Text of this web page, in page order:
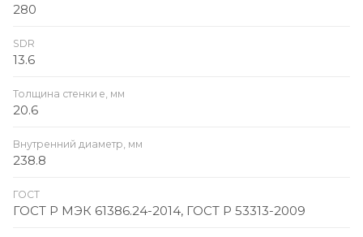
280
SDR
13.6
Толщина стенки e, мм
20.6
Внутренний диаметр, мм
238.8
ГОСТ
ГОСТ Р МЭК 61386.24-2014, ГОСТ Р 53313-2009